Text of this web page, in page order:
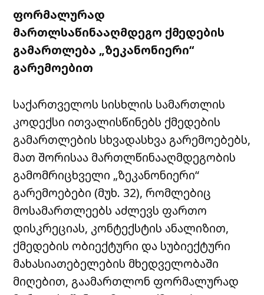
ფორმალურად
მართლსაწინააღმდეგო ქმედების
გამართლება „ზეკანონიერი“
გარემოებით
საქართველოს სისხლის სამართლის
კოდექსი ითვალისწინებს ქმედების
გამართლების სხვადასხვა გარემოებებს,
მათ შორისაა მართლწინააღმდეგობის
გამომრიცხველი „ზეკანონიერი“
გარემოებები (მუხ. 32), რომლებიც
მოსამართლეებს აძლევს ფართო
დისკრეციას, კონტექსტის ანალიზით,
ქმედების ობიექტური და სუბიექტური
მახასიათებელების მხედველობაში
მიღებით, გაამართლონ ფორმალურად